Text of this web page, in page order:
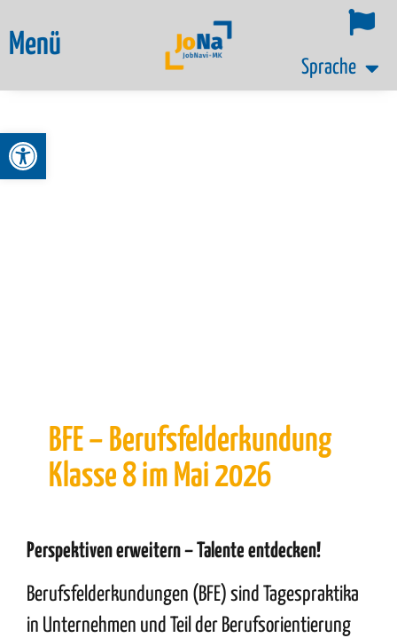
Werkzeugleiste öffnen
Menü
Sprache
BFE – Berufsfelderkundung
Klasse 8 im Mai 2026
Perspektiven erweitern– Talente entdecken!
Berufsfelderkundungen (BFE) sind Tagespraktika
in Unternehmen und Teil der Berufsorientierung